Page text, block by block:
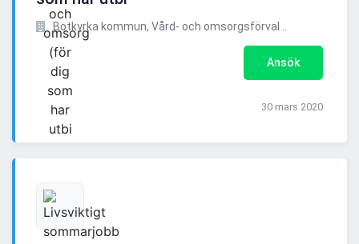
Botkyrka kommun, Vård- och omsorgsförval ..
Ansök
30 mars 2020